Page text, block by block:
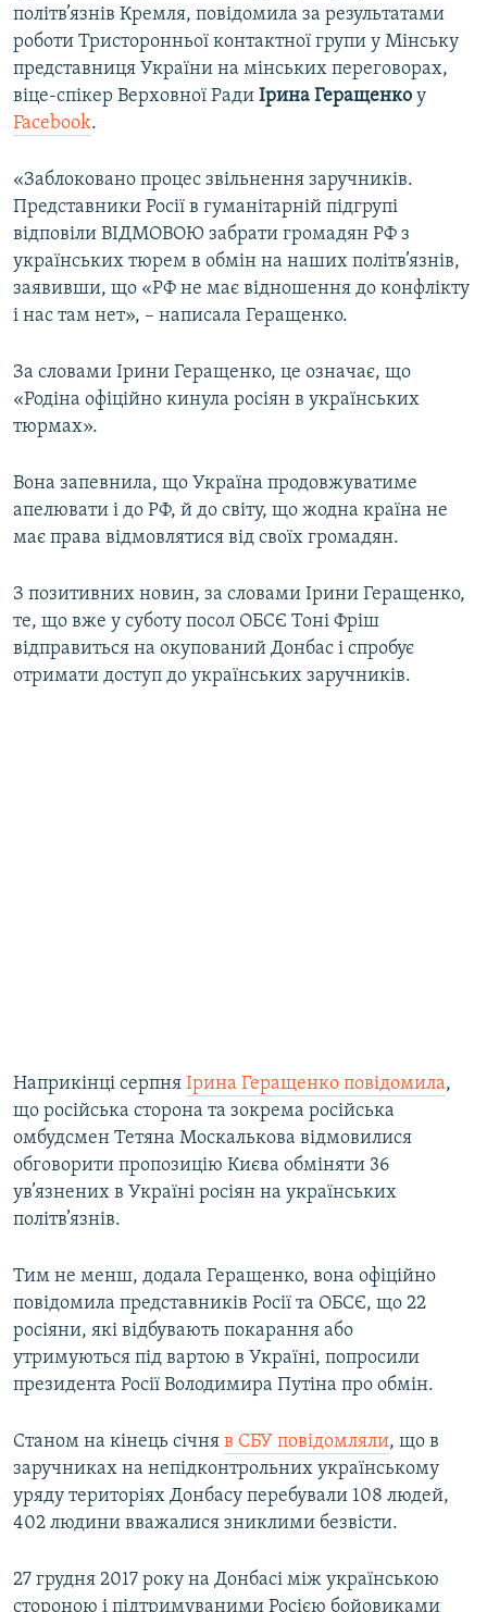
політв’язнів Кремля, повідомила за результатами
роботи Тристоронньої контактної групи у Мінську
представниця України на мінських переговорах,
віце-спікер Верховної Ради Ірина Геращенко у
Facebook.
«Заблоковано процес звільнення заручників.
Представники Росії в гуманітарній підгрупі
відповіли ВІДМОВОЮ забрати громадян РФ з
українських тюрем в обмін на наших політв’язнів,
заявивши, що «РФ не має відношення до конфлікту
і нас там нет», – написала Геращенко.
За словами Ірини Геращенко, це означає, що
«Родіна офіційно кинула росіян в українських
тюрмах».
Вона запевнила, що Україна продовжуватиме
апелювати і до РФ, й до світу, що жодна країна не
має права відмовлятися від своїх громадян.
З позитивних новин, за словами Ірини Геращенко,
те, що вже у суботу посол ОБСЄ Тоні Фріш
відправиться на окупований Донбас і спробує
отримати доступ до українських заручників.
Наприкінці серпня Ірина Геращенко повідомила,
що російська сторона та зокрема російська
омбудсмен Тетяна Москалькова відмовилися
обговорити пропозицію Києва обміняти 36
ув’язнених в Україні росіян на українських
політв’язнів.
Тим не менш, додала Геращенко, вона офіційно
повідомила представників Росії та ОБСЄ, що 22
росіяни, які відбувають покарання або
утримуються під вартою в Україні, попросили
президента Росії Володимира Путіна про обмін.
Станом на кінець січня в СБУ повідомляли, що в
заручниках на непідконтрольних українському
уряду територіях Донбасу перебували 108 людей,
402 людини вважалися зниклими безвісти.
27 грудня 2017 року на Донбасі між українською
стороною і підтримуваними Росією бойовиками